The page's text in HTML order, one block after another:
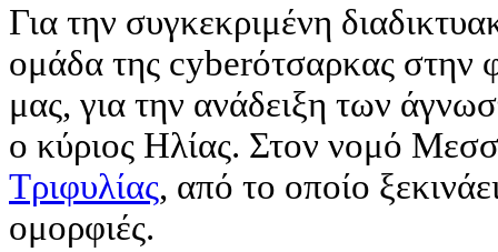
Για την συγκεκριμένη
ομάδα της cyberότσαρκας στην
μας, για την ανάδειξη των
ο κύριος Ηλίας. Στον νομό
Τριφυλίας, από το οποίο
ομορφιές.